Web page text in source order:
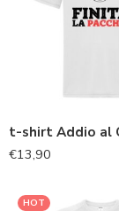
€13,90
HOT